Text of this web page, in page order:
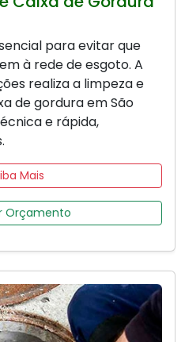
para evitar que
à rede de esgoto. A
realiza a limpeza e
de gordura em São
e rápida,
Mais
Orçamento